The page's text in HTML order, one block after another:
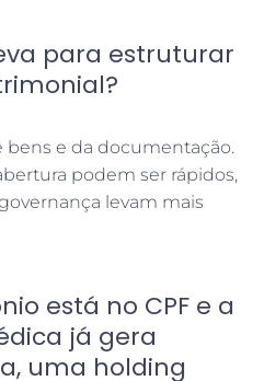
para estruturar
e da documentação.
podem ser rápidos,
levam mais
está no CPF e a
já gera
uma holding